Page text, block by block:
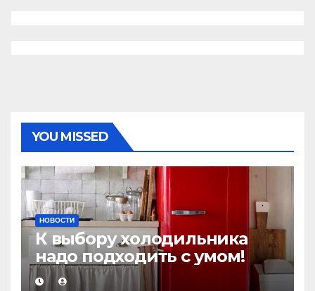
YOU MISSED
НОВОСТИ
К выбору холодильника
надо подходить с умом!